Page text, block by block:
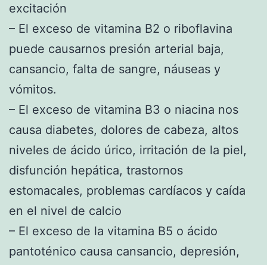
excitación
– El exceso de vitamina B2 o riboflavina
puede causarnos presión arterial baja,
cansancio, falta de sangre, náuseas y
vómitos.
– El exceso de vitamina B3 o niacina nos
causa diabetes, dolores de cabeza, altos
niveles de ácido úrico, irritación de la piel,
disfunción hepática, trastornos
estomacales, problemas cardíacos y caída
en el nivel de calcio
– El exceso de la vitamina B5 o ácido
pantoténico causa cansancio, depresión,